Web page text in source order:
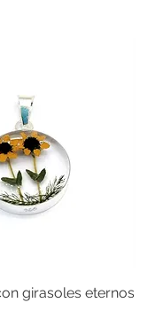
girasoles eternos